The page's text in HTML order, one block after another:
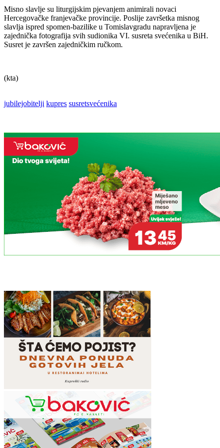
Misno slavlje su liturgijskim pjevanjem animirali novaci
Hercegovačke franjevačke provincije. Poslije završetka misnog
slavlja ispred spomen-bazilike u Tomislavgradu napravljena je
zajednička fotografija svih sudionika VI. susreta svećenika u BiH.
Susret je završen zajedničkim ručkom.
(kta)
jubilejobitelji kupres susretsvećenika